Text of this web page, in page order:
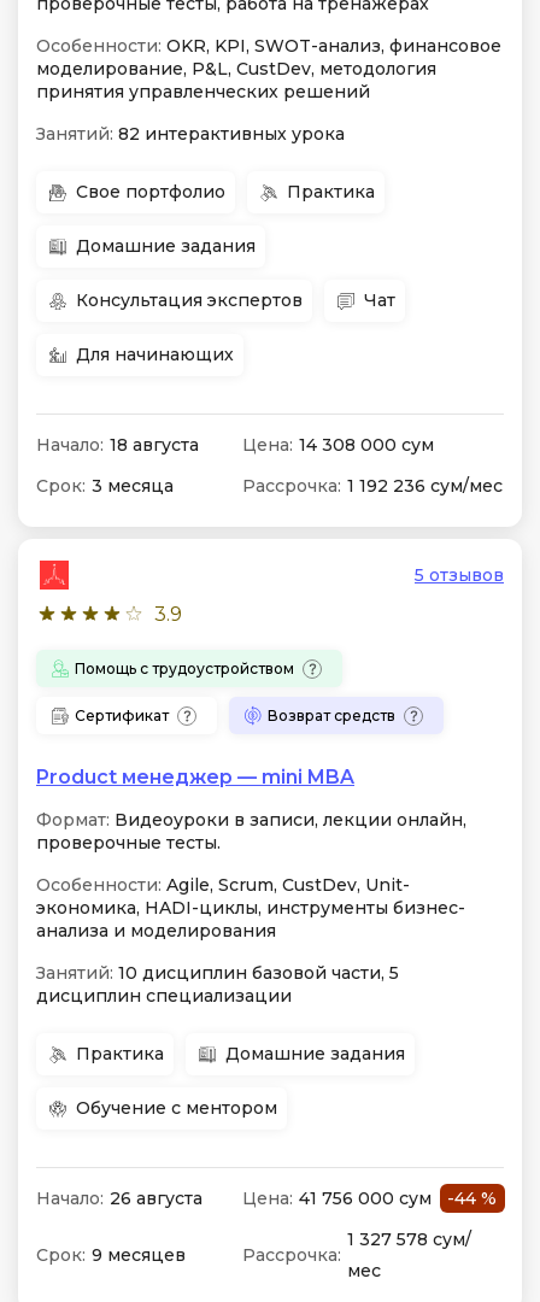
Особенности: OKR, KPI, SWOT-анализ, финансовое
моделирование, P&L, CustDev, методология
принятия управленческих решений
Занятий: 82 интерактивных урока
Свое портфолио Практика
Домашние задания
Консультация экспертов Чат
Для начинающих
Начало: 18 августа Цена: 14 308 000 сум
Срок: 3 месяца Рассрочка: 1 192 236 сум/мес
3.9
5 отзывов
Помощь с трудоустройством
Сертификат Возврат средств
Product менеджер — mini MBA
Формат: Видеоуроки в записи, лекции онлайн,
проверочные тесты.
Особенности: Agile, Scrum, CustDev, Unit-
экономика, HADI-циклы, инструменты бизнес-
анализа и моделирования
Занятий: 10 дисциплин базовой части, 5
дисциплин специализации
Практика Домашние задания
Обучение с ментором
Начало: 26 августа Цена: 41 756 000 сум -44 %
Срок: 9 месяцев Рассрочка:
1 327 578 сум/
мес